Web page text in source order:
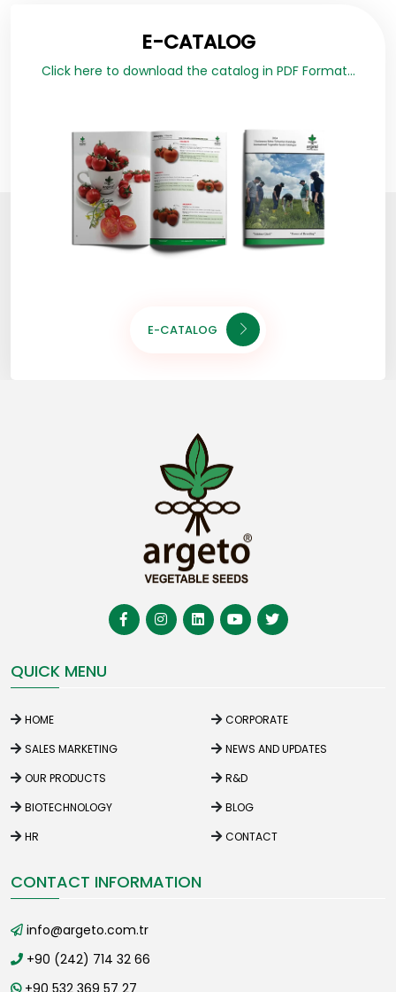
E-CATALOG
Click here to download the catalog in PDF Format...
E-CATALOG
QUICK MENU
HOME
CORPORATE
SALES MARKETING
NEWS AND UPDATES
OUR PRODUCTS
R&D
BIOTECHNOLOGY
BLOG
HR
CONTACT
CONTACT INFORMATION
info@argeto.com.tr
+90 (242) 714 32 66